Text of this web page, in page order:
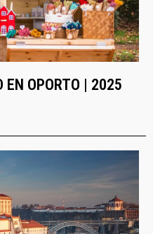
EN OPORTO | 2025